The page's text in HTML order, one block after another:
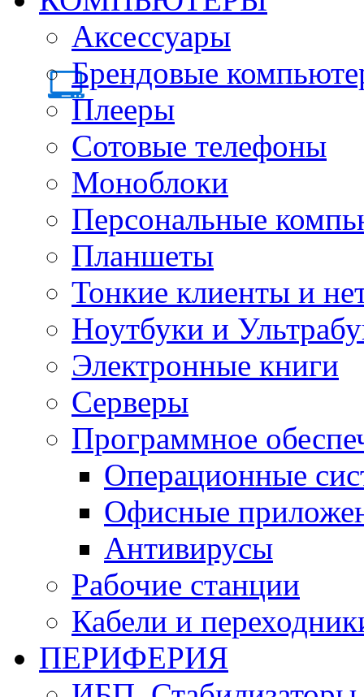
Аксессуары
Брендовые
Плееры
Сотовые телефоны
Моноблоки
Персональные
Планшеты
Тонкие клиенты и
Ноутбуки и
Электронные книги
Серверы
Программное
Операционные
Офисные
Антивирусы
Рабочие станции
Кабели и
ПЕРИФЕРИЯ